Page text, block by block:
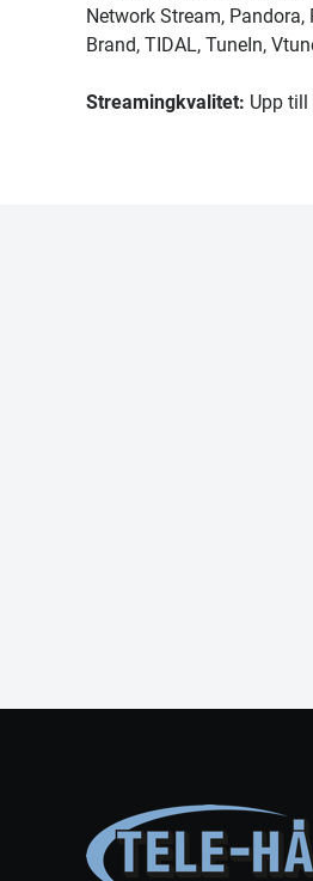
Network Stream,
Brand, TIDAL, TuneIn,
Streamingkvalitet: Upp